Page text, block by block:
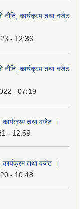
कार्यक्रम तथा वजेट
- 12:36
कार्यक्रम तथा वजेट
- 07:19
तथा वजेट ।
- 12:59
तथा वजेट ।
- 10:48